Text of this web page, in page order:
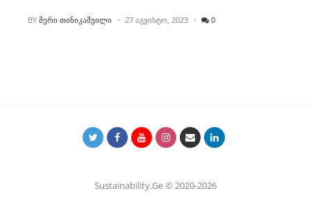
POSTED
BY ᲛᲔᲠᲘ ᲗᲘᲜᲘᲙᲐᲨᲕᲘᲚᲘ 27 ᲐᲒᲕᲘᲡᲢᲝ, 2023 0
Sustainability.Ge © 2020-2026